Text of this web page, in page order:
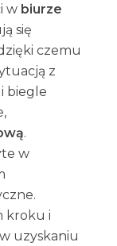
w biurze
się
czemu
z
biegle
.
w
kroku i
uzyskaniu